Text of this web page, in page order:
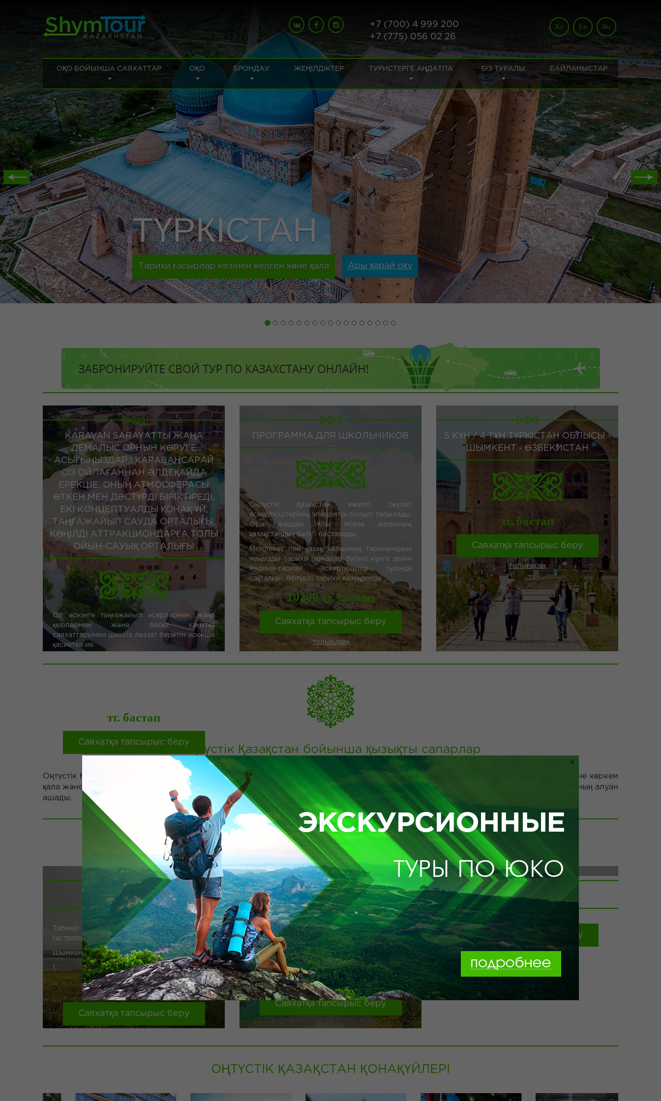
+7 (700) 4 999 200
+7 (775) 056 02 26
Kz En Ru
ОҚО БОЙЫНША САЯХАТТАР ОҚО БРОНДАУ ЖЕҢІЛДІКТЕР ТУРИСТЕРГЕ АҢДАТПА БІЗ ТУРАЛЫ БАЙЛАНЫСТАР
ҚЫРЫҚҚЫЗ, ӨГЕМГЕ
БАРАТЫН ЖОЛ
Ары қарай оқу
KARAVAN SARAYАТТЫ ЖАҢА
ДЕМАЛЫС ОРНЫН КӨРУГЕ
АСЫҒЫҢЫЗДАР ! КАРАВАНСАРАЙ
СІЗ ОЙЛАҒАННАН ӘЛДЕҚАЙДА
ЕРЕКШЕ. ОНЫҢ АТМОСФЕРАСЫ
ӨТКЕН МЕН ДӘСТҮРДІ БІРІКТІРЕДІ,
ЕКІ КОНЦЕПТУАЛДЫ ҚОНАҚ ҮЙ,
ТАҢҒАЖАЙЫП САУДА ОРТАЛЫҒЫ,
КӨҢІЛДІ АТТРАКЦИОНДАРҒА ТОЛЫ
ОЙЫН-САУЫҚ ОРТАЛЫҒЫ
Ол әркімге таңғажайып әсерлермен, жаңа
қырлармен және басқа уақытқа
саяхаттарымен шексіз ләззат беретін ерекше
қасиетке ие.
тг. бастап
Саяхатқа тапсырыс беру
ПРОГРАММА ДЛЯ ШКОЛЬНИКОВ
Оңтүстік Қазақстан ежелгі сәулет
ескерткіштерінің эпицентрі болып табылады.
Осы жерден Ұлы Жібек жолының
қазақстандық бөлігі басталады.
Мемлекет пен қазақ халқының тарихындағы
маңызды тарихи оқиғалар бүгінгі күнге дейін
мәдени-тарихи ескерткіштер түрінде
сақталған. Әртүрлі тарихи кезеңдерде ...
10200 тг. бастап
Саяхатқа тапсырыс беру
толығырақ
5 КҮН / 4 ТҮН ТҮРКІСТАН ОБЛЫСЫ -
ШЫМКЕНТ - ӨЗБЕКИСТАН
тг. бастап
Саяхатқа тапсырыс беру
толығырақ
Оңтүстік Қазақстан бойынша қызықты сапарлар
Оңтүстік Қазақстан - шөлді шыжып тұрған құм бар ең әдемі жерлерде, жасыл шалғындар мен таулардың бірі, сондай-ақ ең әдемі және көркем
қала және көне тарихы бар. Оңтүстік Қазақстан сапарлар сатып алу арқылы сіз Қазақстан осы көркем бұрышында флора мен фаунаның алуан
ашады.
Ұсынылған саяхаттар
КҮНДЕЛІКТІ ТУРЛАР
Табиғат пен сәулет ескерткіштерін
гастрольдік ОҚО арналған оқу турлар.
Шымкент-Сырдария өзені
...
Саяхатқа тапсырыс беру
ТЕРАПИЯЛЫҚ ТУРЛАР
Spa емдеу ОҚО экскурсиялық бағдарлама бар
10 КҮН / 9 TYN
1-ші күні
пойыз (әуежай, автовокзал) кездесу.
«Турист» қонақ үй, таңғы тұру. ауылын ...
Саяхатқа тапсырыс беру
File doesn't exist
ТУРЫ ПО УЗБЕКИСТАНУ
Саяхатқа тапсырыс беру
ОҢТҮСТІК ҚАЗАҚСТАН ҚОНАҚҮЙЛЕРІ
X